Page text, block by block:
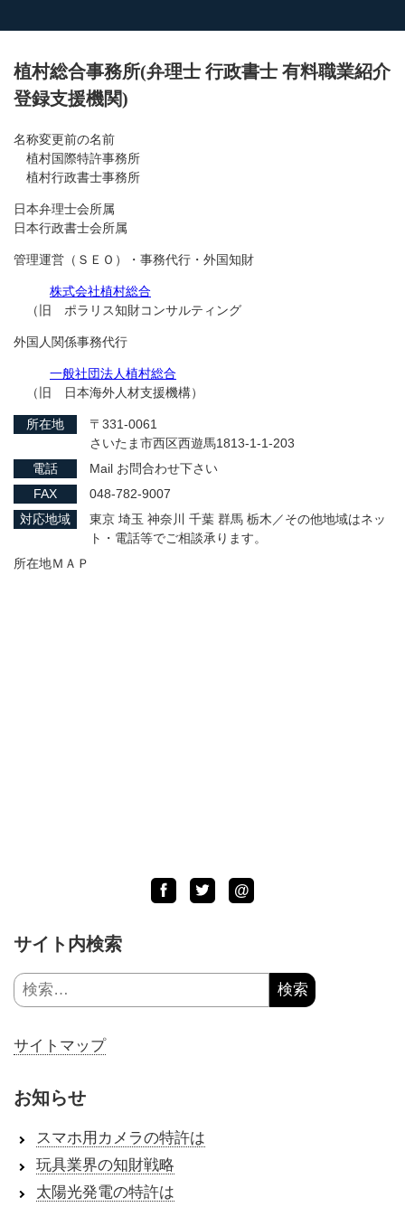
植村総合事務所(弁理士 行政書士 有料職業紹介
登録支援機関)
名称変更前の名前
植村国際特許事務所
植村行政書士事務所
日本弁理士会所属
日本行政書士会所属
管理運営（ＳＥＯ）・事務代行・外国知財
株式会社植村総合
（旧 ポラリス知財コンサルティング
外国人関係事務代行
一般社団法人植村総合
（旧 日本海外人材支援機構）
所在地
〒331-0061
さいたま市西区西遊馬1813-1-1-203
電話
Mail お問合わせ下さい
FAX
048-782-9007
対応地域
東京 埼玉 神奈川 千葉 群馬 栃木／その他地域はネッ
ト・電話等でご相談承ります。
所在地ＭＡＰ
Facebook
TwitterLINE
@
サイト内検索
検
索:
サイトマップ
お知らせ
スマホ用カメラの特許は
玩具業界の知財戦略
太陽光発電の特許は